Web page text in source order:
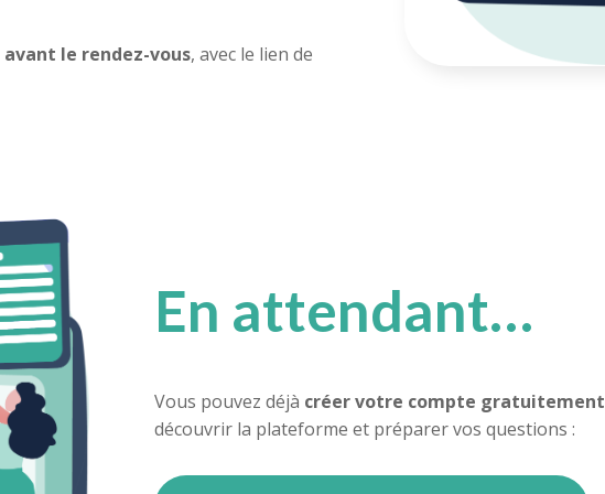
avant le rendez-vous, avec le lien de
En attendant…
Vous pouvez déjà créer votre compte gratuitement
découvrir la plateforme et préparer vos questions :